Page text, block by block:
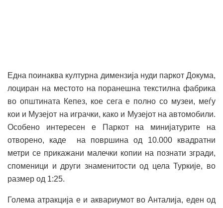
Една поинаква културна димензија нуди паркот Докума,
лоциран на местото на поранешна текстилна фабрика
во општината Кепез, кое сега е полно со музеи, меѓу
кои и Музејот на играчки, како и Музејот на автомобили.
Особено интересен е Паркот на минијатурите на
отворено, каде на површина од 10.000 квадратни
метри се прикажани малечки копии на познати згради,
споменици и други знаменитости од цела Туркије, во
размер од 1:25.
Голема атракција е и аквариумот во Анталија, еден од